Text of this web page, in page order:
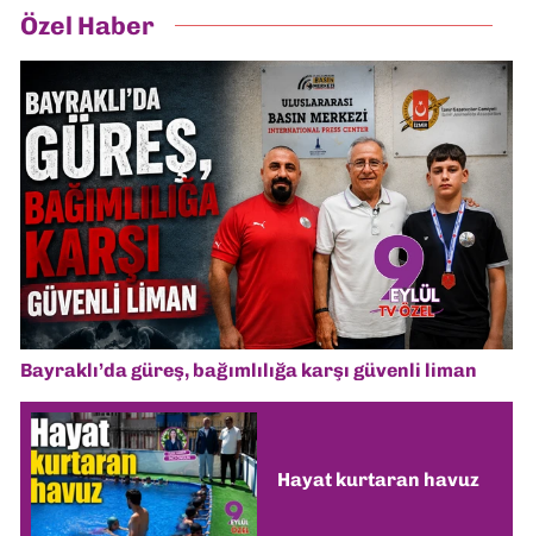
Özel Haber
Bayraklı’da güreş, bağımlılığa karşı güvenli liman
Hayat kurtaran havuz